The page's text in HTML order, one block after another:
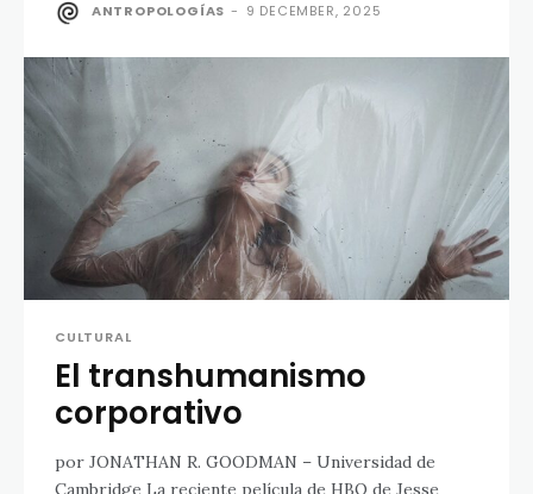
ANTROPOLOGÍAS - 9 DECEMBER, 2025
CULTURAL
El transhumanismo
corporativo
por JONATHAN R. GOODMAN – Universidad de
Cambridge La reciente película de HBO de Jesse